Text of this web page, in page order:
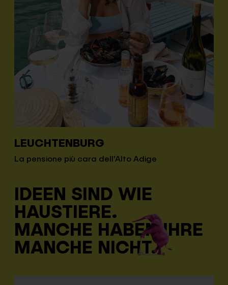
LEUCHTENBURG
La pensione più cara dell'Alto Adige
IDEEN SIND WIE
HAUSTIERE.
MANCHE HABEN IHRE
MANCHE NICHT.